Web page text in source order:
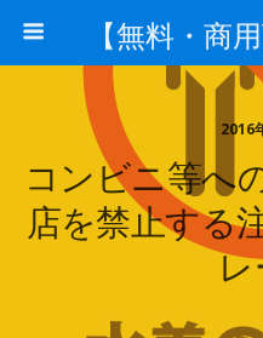
2016
コンビニ等へ
店を禁止する